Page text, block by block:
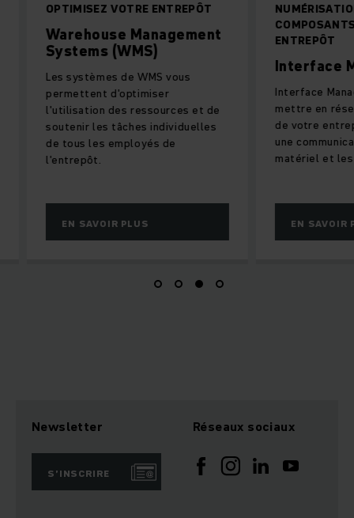
OPTIMISEZ VOTRE ENTREPÔT
Warehouse Management
Systems (WMS)
Les systèmes de WMS vous
permettent d'optimiser
l'utilisation des ressources et de
soutenir les tâches individuelles
de tous les employés de
l'entrepôt.
EN SAVOIR PLUS
NUMÉRISATION
COMPOSANTS
ENTREPÔT
Interface
Interface
mettre en réseau
de votre entrepôt
une
matériel et les
EN SAVOIR
Newsletter
S’INSCRIRE
Réseaux sociaux